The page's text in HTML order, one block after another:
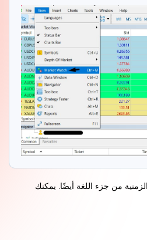
من جزء اللغة أيضًا. يمكنك